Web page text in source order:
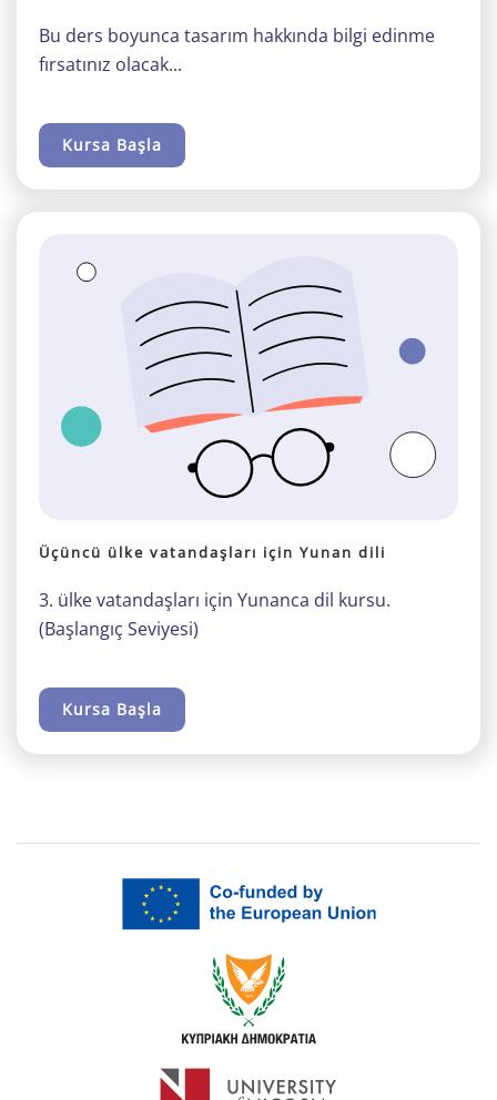
Bu ders boyunca tasarım hakkında bilgi edinme
fırsatınız olacak...
Kursa Başla
Üçüncü ülke vatandaşları için Yunan dili
3. ülke vatandaşları için Yunanca dil kursu.
(Başlangıç Seviyesi)
Kursa Başla